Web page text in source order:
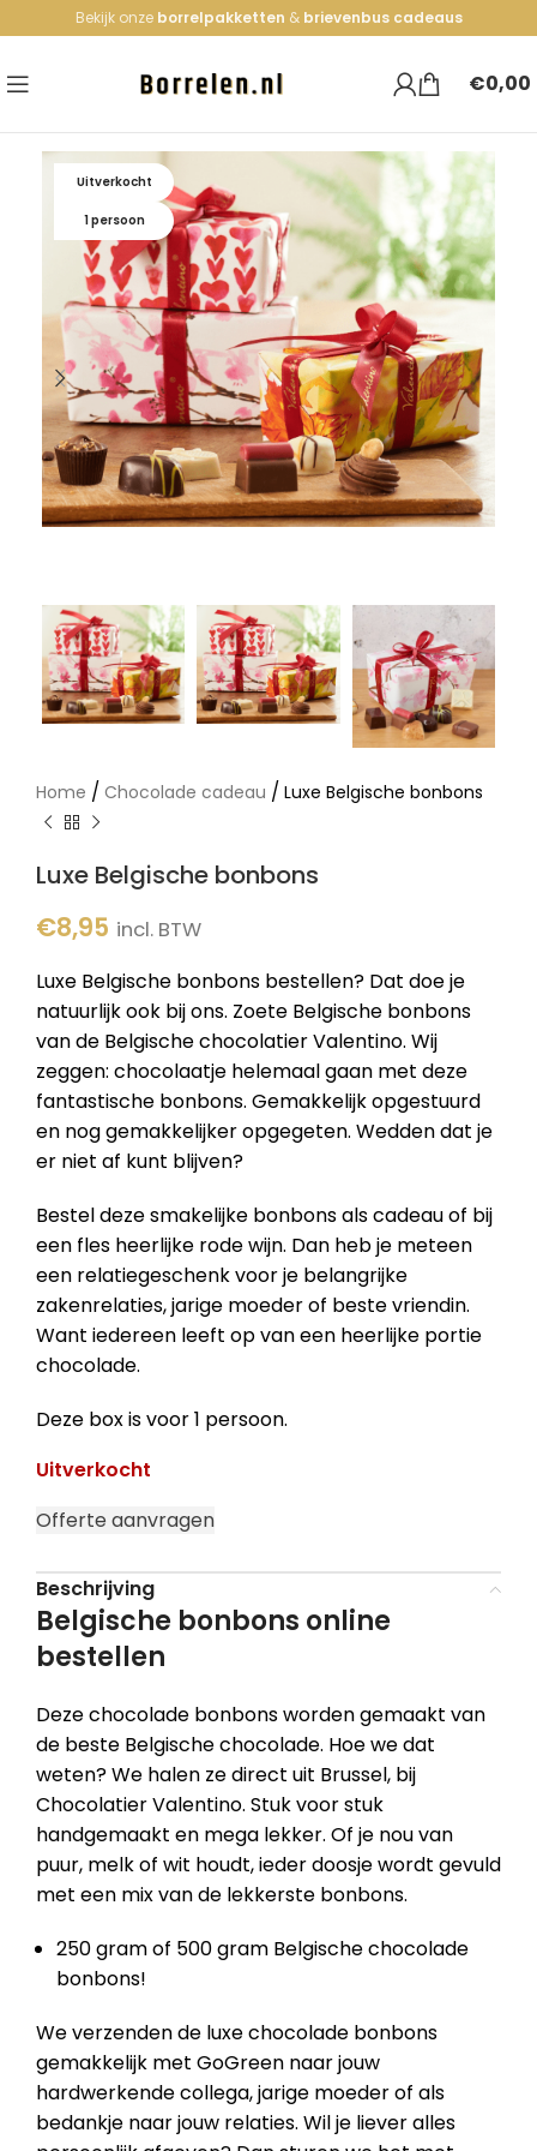
Bekijk onze borrelpakketten & brievenbus cadeaus
€0,00
Uitverkocht
1 persoon
Home / Chocolade cadeau / Luxe Belgische bonbons
Luxe Belgische bonbons
€8,95 incl. BTW
Luxe Belgische bonbons bestellen? Dat doe je
natuurlijk ook bij ons. Zoete Belgische bonbons
van de Belgische chocolatier Valentino. Wij
zeggen: chocolaatje helemaal gaan met deze
fantastische bonbons. Gemakkelijk opgestuurd
en nog gemakkelijker opgegeten. Wedden dat je
er niet af kunt blijven?
Bestel deze smakelijke bonbons als cadeau of bij
een fles heerlijke rode wijn. Dan heb je meteen
een relatiegeschenk voor je belangrijke
zakenrelaties, jarige moeder of beste vriendin.
Want iedereen leeft op van een heerlijke portie
chocolade.
Deze box is voor 1 persoon.
Uitverkocht
Offerte aanvragen
Beschrijving
Belgische bonbons online
bestellen
Deze chocolade bonbons worden gemaakt van
de beste Belgische chocolade. Hoe we dat
weten? We halen ze direct uit Brussel, bij
Chocolatier Valentino. Stuk voor stuk
handgemaakt en mega lekker. Of je nou van
puur, melk of wit houdt, ieder doosje wordt gevuld
met een mix van de lekkerste bonbons.
250 gram of 500 gram Belgische chocolade
bonbons!
We verzenden de luxe chocolade bonbons
gemakkelijk met GoGreen naar jouw
hardwerkende collega, jarige moeder of als
bedankje naar jouw relaties. Wil je liever alles